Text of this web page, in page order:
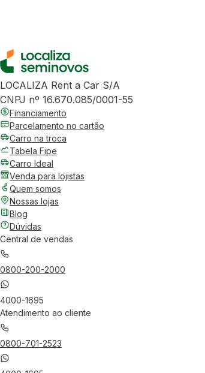
LOCALIZA Rent a Car S/A
CNPJ nº 16.670.085/0001-55
Financiamento
Parcelamento no cartão
Carro na troca
Tabela Fipe
Carro Ideal
Venda para lojistas
Quem somos
Nossas lojas
Blog
Dúvidas
Central de vendas
0800-200-2000
4000-1695
Atendimento ao cliente
0800-701-2523